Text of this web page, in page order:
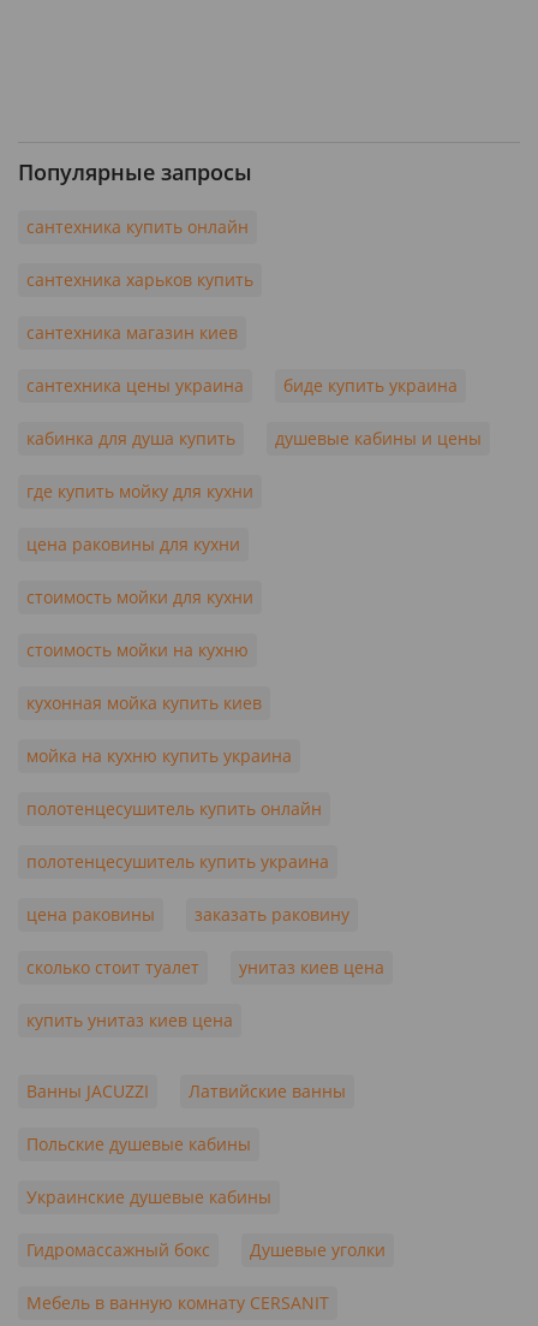
Популярные запросы
сантехника купить онлайн
сантехника харьков купить
сантехника магазин киев
сантехника цены украина биде купить украина
кабинка для душа купить душевые кабины и цены
где купить мойку для кухни
цена раковины для кухни
стоимость мойки для кухни
стоимость мойки на кухню
кухонная мойка купить киев
мойка на кухню купить украина
полотенцесушитель купить онлайн
полотенцесушитель купить украина
цена раковины заказать раковину
сколько стоит туалет унитаз киев цена
купить унитаз киев цена
Ванны JACUZZI Латвийские ванны
Польские душевые кабины
Украинские душевые кабины
Гидромассажный бокс Душевые уголки
Мебель в ванную комнату CERSANIT